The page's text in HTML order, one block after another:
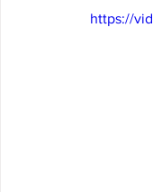
https://